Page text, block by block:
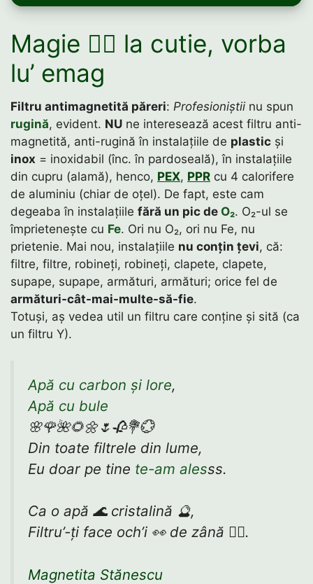
Magie 🧙‍♂️ la cutie, vorba
lu’ emag
Filtru antimagnetită păreri: Profesioniștii nu spun
rugină, evident. NU ne interesează acest filtru anti-
magnetită, anti-rugină în instalațiile de plastic și
inox = inoxidabil (înc. în pardoseală), în instalațiile
din cupru (alamă), henco, PEX, PPR cu 4 calorifere
de aluminiu (chiar de oțel). De fapt, este cam
degeaba în instalațiile fără un pic de O₂. O₂-ul se
împrietenește cu Fe. Ori nu O₂, ori nu Fe, nu
prietenie. Mai nou, instalațiile nu conțin țevi, că:
filtre, filtre, robineți, robineți, clapete, clapete,
supape, supape, armături, armături; orice fel de
armături-cât-mai-multe-să-fie.
Totuși, aș vedea util un filtru care conține și sită (ca
un filtru Y).
Apă cu carbon și lore,
Apă cu bule
🌸🌹🌺🌻🌼🌷🥀💐💮
Din toate filtrele din lume,
Eu doar pe tine te-am alesss.
Ca o apă 🌊 cristalină 🔮,
Filtru’-ți face och’i 👀 de zână 🧚‍♀️.
Magnetita Stănescu